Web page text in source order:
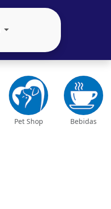
Pet Shop Bebidas